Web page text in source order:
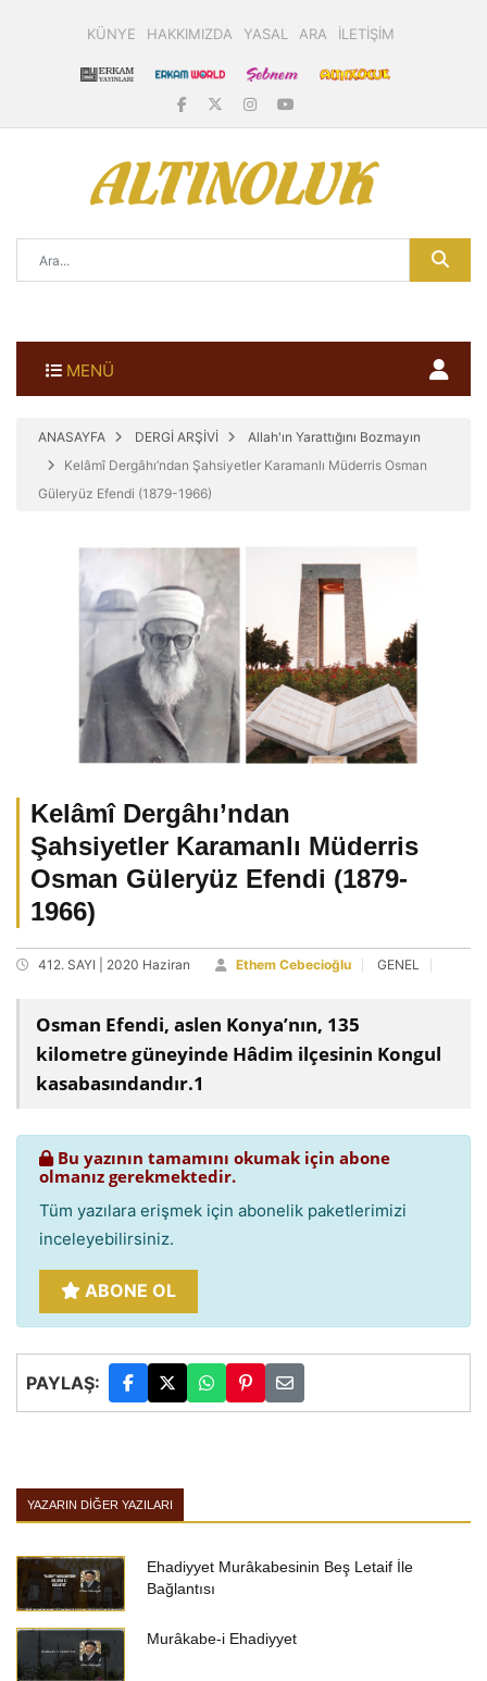
KÜNYE HAKKIMIZDA YASAL ARA İLETİŞİM
MENÜ
ANASAYFA DERGİ ARŞİVİ
Allah'ın Yarattığını Bozmayın
Kelâmî Dergâhı’ndan Şahsiyetler Karamanlı Müderris Osman
Güleryüz Efendi (1879-1966)
Kelâmî Dergâhı’ndan
Şahsiyetler Karamanlı Müderris
Osman Güleryüz Efendi (1879-
1966)
412. SAYI | 2020 Haziran Ethem Cebecioğlu GENEL
Osman Efendi, aslen Konya’nın, 135
kilometre güneyinde Hâdim ilçesinin Kongul
kasabasındandır.1
Bu yazının tamamını okumak için abone
olmanız gerekmektedir.
Tüm yazılara erişmek için abonelik paketlerimizi
inceleyebilirsiniz.
ABONE OL
PAYLAŞ:
YAZARIN DIĞER YAZILARI
Ehadiyyet Murâkabesinin Beş Letaif İle
Bağlantısı
Murâkabe-i Ehadiyyet